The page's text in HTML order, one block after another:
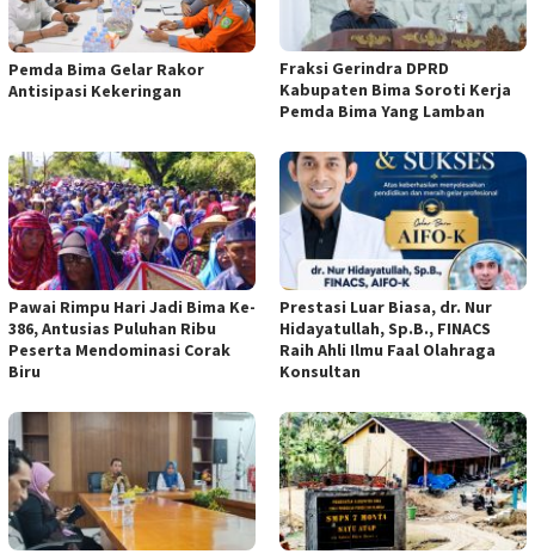
Pemda Bima Gelar Rakor
Antisipasi Kekeringan
Fraksi Gerindra DPRD
Kabupaten Bima Soroti Kerja
Pemda Bima Yang Lamban
Pawai Rimpu Hari Jadi Bima Ke-
386, Antusias Puluhan Ribu
Peserta Mendominasi Corak
Biru
Prestasi Luar Biasa, dr. Nur
Hidayatullah, Sp.B., FINACS
Raih Ahli Ilmu Faal Olahraga
Konsultan